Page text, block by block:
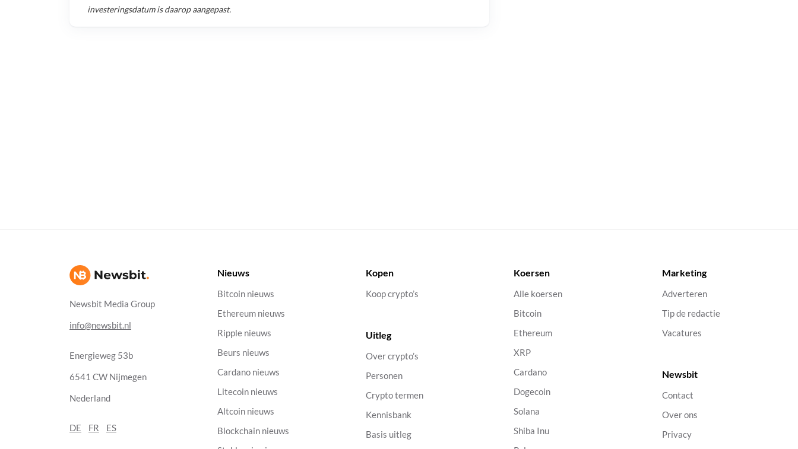
investeringsdatum is daarop aangepast.
Newsbit Media Group
info@newsbit.nl
Energieweg 53b
6541 CW Nijmegen
Nederland
DE FR ES
Nieuws
Bitcoin nieuws
Ethereum nieuws
Ripple nieuws
Beurs nieuws
Cardano nieuws
Litecoin nieuws
Altcoin nieuws
Blockchain nieuws
Kopen
Koop crypto’s
Uitleg
Over crypto’s
Personen
Crypto termen
Kennisbank
Basis uitleg
Koersen
Alle koersen
Bitcoin
Ethereum
XRP
Cardano
Dogecoin
Solana
Shiba Inu
Marketing
Adverteren
Tip de redactie
Vacatures
Newsbit
Contact
Over ons
Privacy